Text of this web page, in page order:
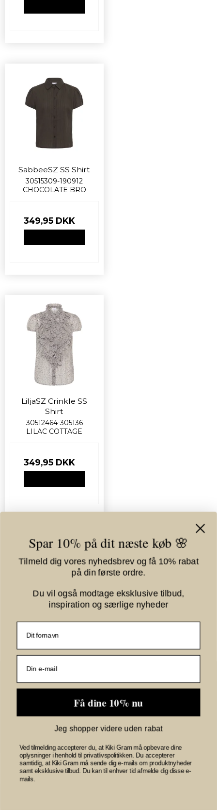
SabbeeSZ SS Shirt
30515309-190912
CHOCOLATE BRO
349,95 DKK
LiljaSZ Crinkle SS
Shirt
30512464-305136
LILAC COTTAGE
349,95 DKK
Shirt
30512464-305137
DUSTY PINKS A
349,95 DKK
Spar 10% på dit næste køb 🌸
Tilmeld dig vores nyhedsbrev og få 10% rabat
på din første ordre.
Du vil også modtage eksklusive tilbud,
inspiration og særlige nyheder
Fornavn
E-mail
Få dine 10% nu
Jeg shopper videre uden rabat
Ved tilmelding accepterer du, at Kiki Gram må opbevare dine
oplysninger i henhold til privatlivspolitikken. Du accepterer
samtidig, at Kiki Gram må sende dig e-mails om produktnyheder
samt eksklusive tilbud. Du kan til enhver tid afmelde dig disse e-
mails.